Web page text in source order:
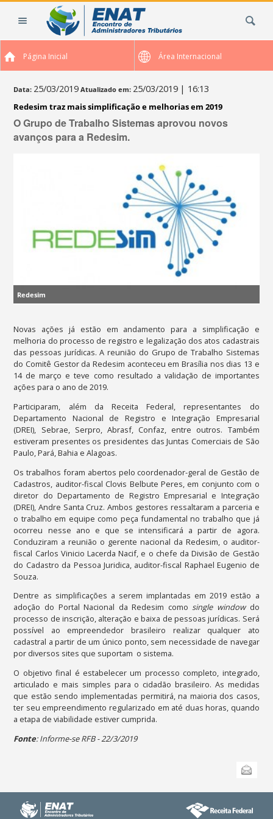
Página Inicial Área Internacional
Data: 25/03/2019 Atualizado em: 25/03/2019 | 16:13
Redesim traz mais simplificação e melhorias em 2019
O Grupo de Trabalho Sistemas aprovou novos
avanços para a Redesim.
Redesim
Novas ações já estão em andamento para a simplificação e
melhoria do processo de registro e legalização dos atos cadastrais
das pessoas jurídicas. A reunião do Grupo de Trabalho Sistemas
do Comitê Gestor da Redesim aconteceu em Brasília nos dias 13 e
14 de março e teve como resultado a validação de importantes
ações para o ano de 2019.
Participaram, além da Receita Federal, representantes do
Departamento Nacional de Registro e Integração Empresarial
(DREI), Sebrae, Serpro, Abrasf, Confaz, entre outros. Também
estiveram presentes os presidentes das Juntas Comerciais de São
Paulo, Pará, Bahia e Alagoas.
Os trabalhos foram abertos pelo coordenador-geral de Gestão de
Cadastros, auditor-fiscal Clovis Belbute Peres, em conjunto com o
diretor do Departamento de Registro Empresarial e Integração
(DREI), Andre Santa Cruz. Ambos gestores ressaltaram a parceria e
o trabalho em equipe como peça fundamental no trabalho que já
ocorreu nesse ano e que se intensificará a partir de agora.
Conduziram a reunião o gerente nacional da Redesim, o auditor-
fiscal Carlos Vinicio Lacerda Nacif, e o chefe da Divisão de Gestão
do Cadastro da Pessoa Juridica, auditor-fiscal Raphael Eugenio de
Souza.
Dentre as simplificações a serem implantadas em 2019 estão a
adoção do Portal Nacional da Redesim comosingle windowdo
processo de inscrição, alteração e baixa de pessoas jurídicas. Será
possível ao empreendedor brasileiro realizar qualquer ato
cadastral a partir de um único ponto, sem necessidade de navegar
por diversos sites que suportam o sistema.
O objetivo final é estabelecer um processo completo, integrado,
articulado e mais simples para o cidadão brasileiro. As medidas
que estão sendo implementadas permitirá, na maioria dos casos,
ter seu empreendimento regularizado em até duas horas, quando
a etapa de viabilidade estiver cumprida.
Fonte: Informe-se RFB - 22/3/2019